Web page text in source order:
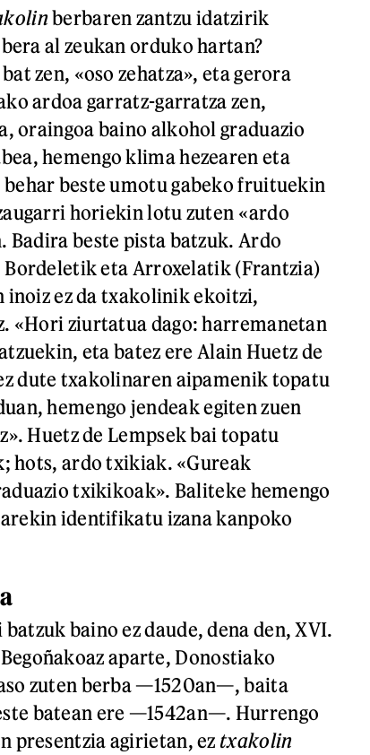
berbaren zantzu idatzirik
al zeukan orduko hartan?
zen, «oso zehatza», eta gerora
ardoa garratz-garratza zen,
oraingoa baino alkohol graduazio
hemengo klima hezearen eta
beste umotu gabeko fruituekin
horiekin lotu zuten «ardo
Badira beste pista batzuk. Ardo
eta Arroxelatik (Frantzia)
inoiz ez da txakolinik ekoitzi,
«Hori ziurtatua dago: harremanetan
eta batez ere Alain Huetz de
dute txakolinaren aipamenik topatu
hemengo jendeak egiten zuen
Huetz de Lempsek bai topatu
hots, ardo txikiak. «Gureak
txikikoak». Baliteke hemengo
identifikatu izana kanpoko
baino ez daude, dena den, XVI.
aparte, Donostiako
zuten berba —1520an—, baita
batean ere —1542an—. Hurrengo
presentzia agirietan, ez txakolin